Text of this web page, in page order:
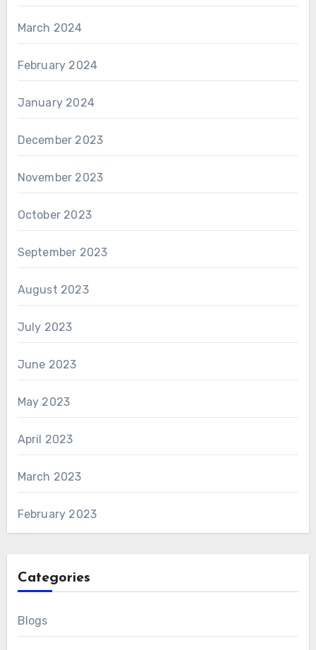
March 2024
February 2024
January 2024
December 2023
November 2023
October 2023
September 2023
August 2023
July 2023
June 2023
May 2023
April 2023
March 2023
February 2023
Categories
Blogs